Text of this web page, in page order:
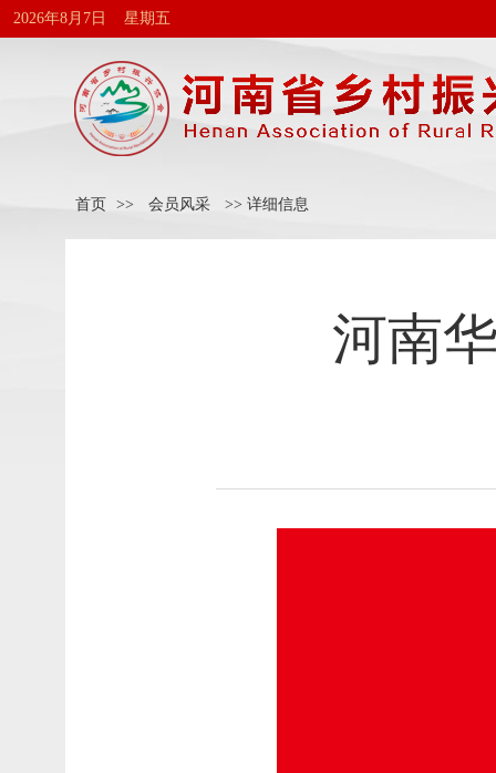
2026年8月7日 星期五
首页 >> 会员风采 >> 详细信息
河南